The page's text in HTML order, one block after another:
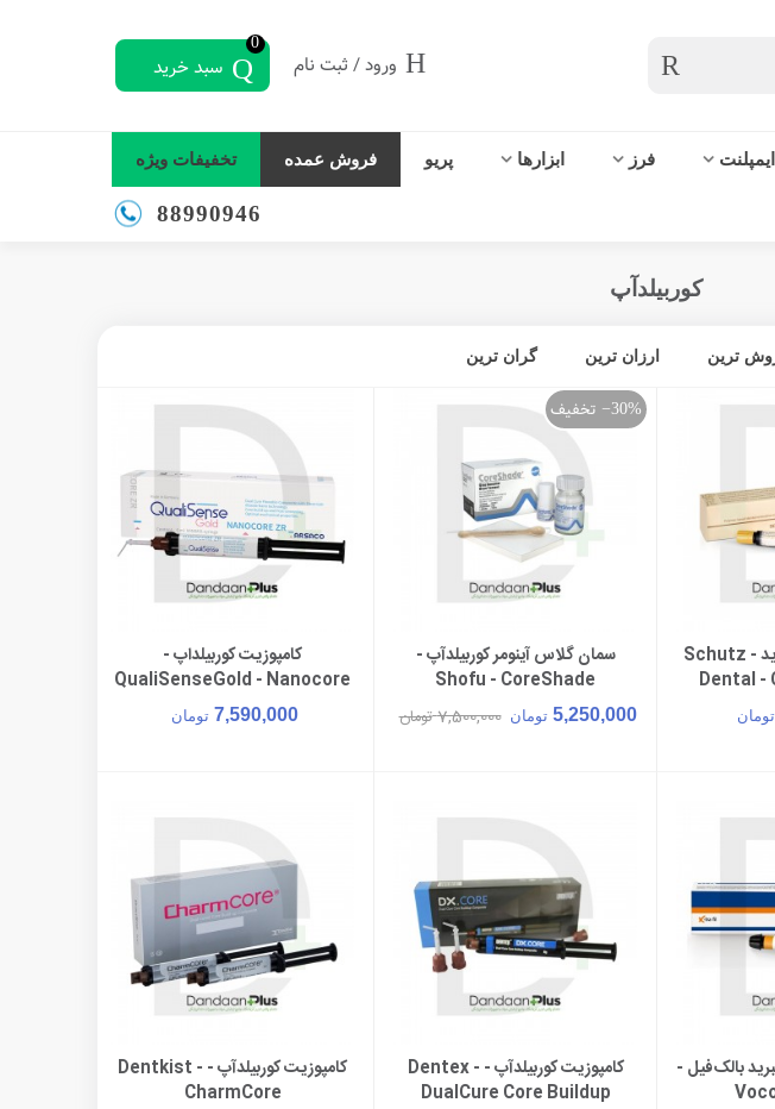
ورود / ثبت نام
0
سبد خرید
ایمپلنت فرز ابزارها پریو فروش عمده تخفیفات ویژه
88990946
کوربیلدآپ
ترین ارزان ترین گران ترین
خریدکامپوزیت میکروهایبرید - Schutz
Dental -
تومان
‎−30% تخفیف
افزودن به سبد خرید
سمان گلاس آینومر کوربیلدآپ -
Shofu - CoreShade
5,250,000 تومان 7,500,000تومان
افزودن به سبد خرید
کامپوزیت کوربیلداپ -
QualiSenseGold - Nanocore
ZR
7,590,000 تومان
خریدبالک‌فیل -
افزودن به سبد خریدکامپوزیت کوربیلدآپ - Dentex -
DualCure Core Buildup
افزودن به سبد خریدکامپوزیت کوربیلدآپ - Dentkist -
CharmCore